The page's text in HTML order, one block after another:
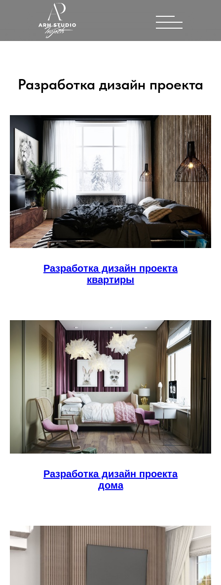
Разработка дизайн проекта
Разработка дизайн проекта
квартиры
Разработка дизайн проекта
дома